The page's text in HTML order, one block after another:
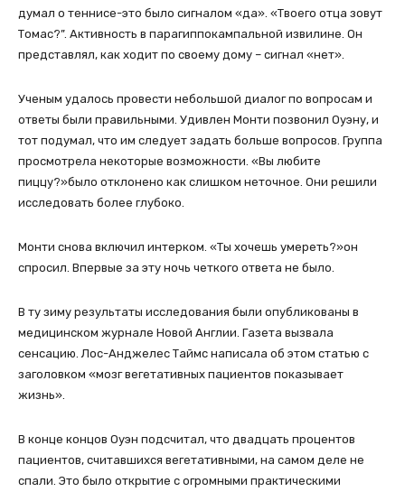
думал о теннисе-это было сигналом «да». «Твоего отца зовут
Томас?”. Активность в парагиппокампальной извилине. Он
представлял, как ходит по своему дому – сигнал «нет».
Ученым удалось провести небольшой диалог по вопросам и
ответы были правильными. Удивлен Монти позвонил Оуэну, и
тот подумал, что им следует задать больше вопросов. Группа
просмотрела некоторые возможности. «Вы любите
пиццу?»было отклонено как слишком неточное. Они решили
исследовать более глубоко.
Монти снова включил интерком. «Ты хочешь умереть?»он
спросил. Впервые за эту ночь четкого ответа не было.
В ту зиму результаты исследования были опубликованы в
медицинском журнале Новой Англии. Газета вызвала
сенсацию. Лос-Анджелес Таймс написала об этом статью с
заголовком «мозг вегетативных пациентов показывает
жизнь».
В конце концов Оуэн подсчитал, что двадцать процентов
пациентов, считавшихся вегетативными, на самом деле не
спали. Это было открытие с огромными практическими